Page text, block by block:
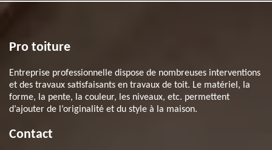
Pro toiture
Entreprise professionnelle dispose de nombreuses interventions
et des travaux satisfaisants en travaux de toit. Le matériel, la
forme, la pente, la couleur, les niveaux, etc. permettent
d’ajouter de l’originalité et du style à la maison.
Contact